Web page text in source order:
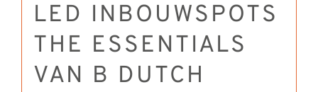
LED INBOUWSPOTS
THE ESSENTIALS
VAN B DUTCH